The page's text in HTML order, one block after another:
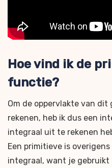
Hoe vind ik de
functie?
Om de oppervlakte van
rekenen, heb ik dus een
integraal uit te rekenen
Een primitieve is
integraal, want je gebruikt